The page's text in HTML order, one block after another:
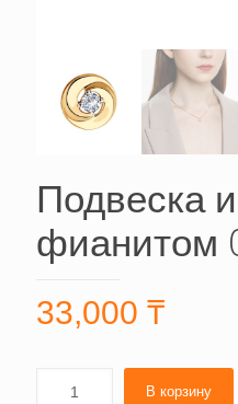
Подвеска
фианитом
33,000 ₸
В корзину